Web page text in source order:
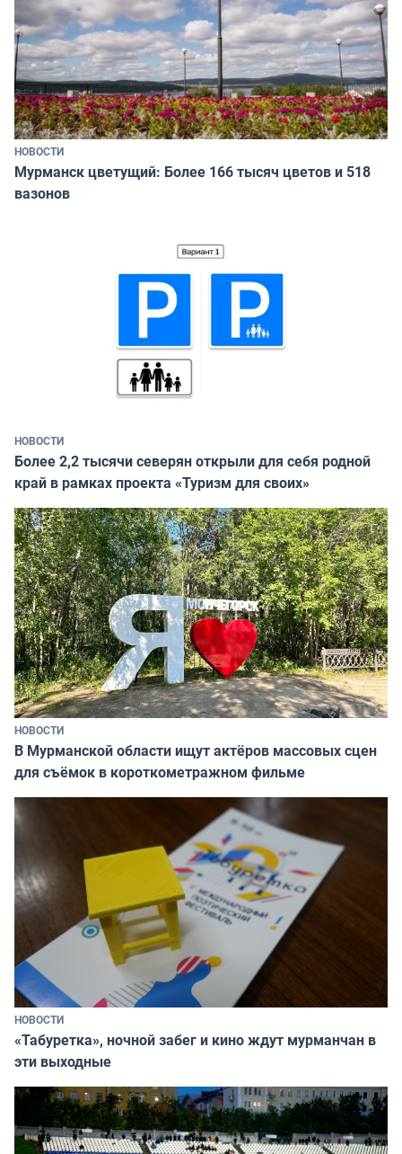
НОВОСТИ
Мурманск цветущий: Более 166 тысяч цветов и 518
вазонов
НОВОСТИ
Более 2,2 тысячи северян открыли для себя родной
край в рамках проекта «Туризм для своих»
НОВОСТИ
В Мурманской области ищут актёров массовых сцен
для съёмок в короткометражном фильме
НОВОСТИ
«Табуретка», ночной забег и кино ждут мурманчан в
эти выходные